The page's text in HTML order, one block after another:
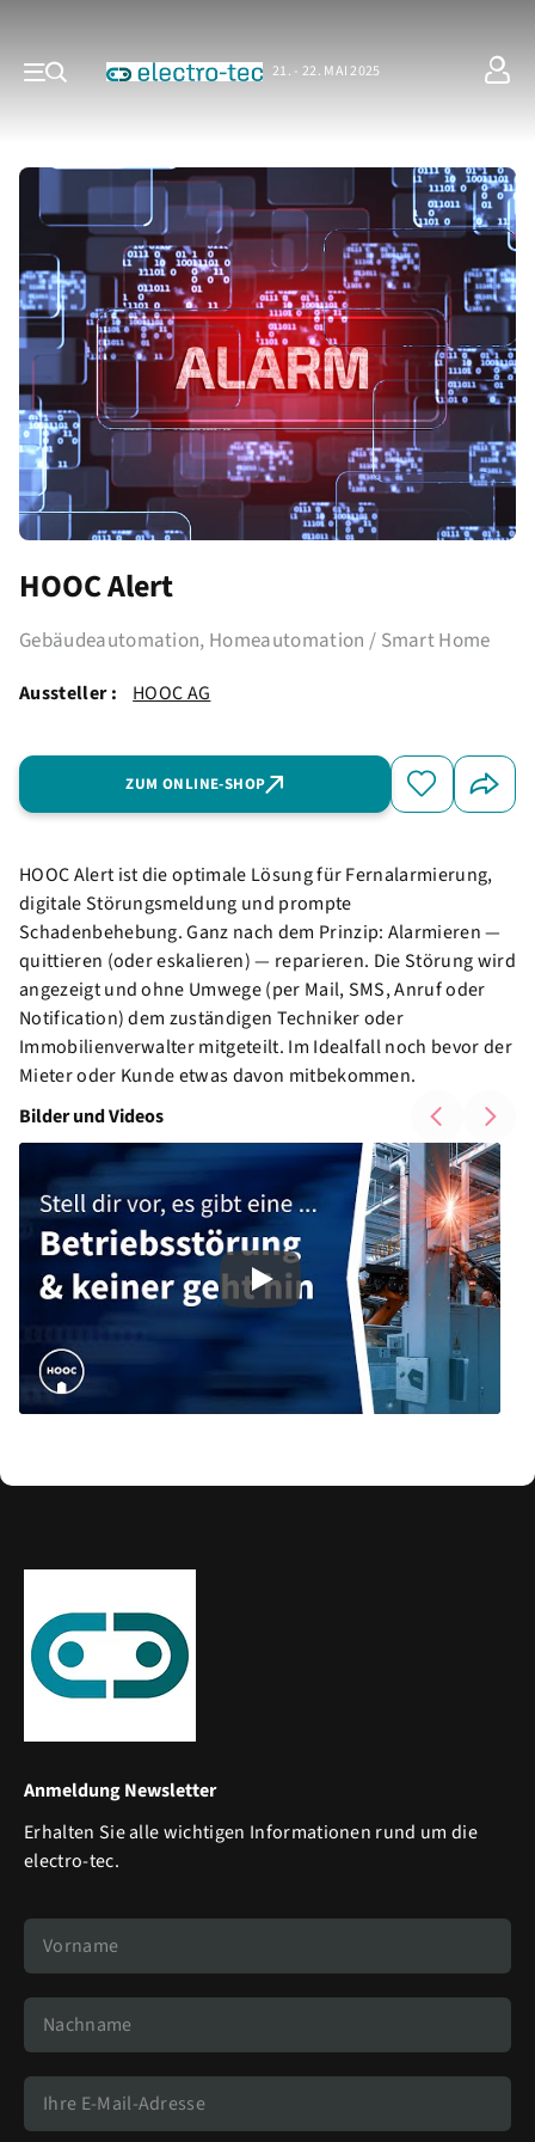
21. - 22. MAI 2025
HOOC Alert
Gebäudeautomation, Homeautomation / Smart Home
Aussteller : HOOC AG
ZUM ONLINE-SHOP
HOOC Alert ist die optimale Lösung für Fernalarmierung,
digitale Störungsmeldung und prompte
Schadenbehebung. Ganz nach dem Prinzip: Alarmieren —
quittieren (oder eskalieren) — reparieren. Die Störung wird
angezeigt und ohne Umwege (per Mail, SMS, Anruf oder
Notification) dem zuständigen Techniker oder
Immobilienverwalter mitgeteilt. Im Idealfall noch bevor der
Mieter oder Kunde etwas davon mitbekommen.
Play
Bilder und Videos
Anmeldung Newsletter
Erhalten Sie alle wichtigen Informationen rund um die
electro-tec.